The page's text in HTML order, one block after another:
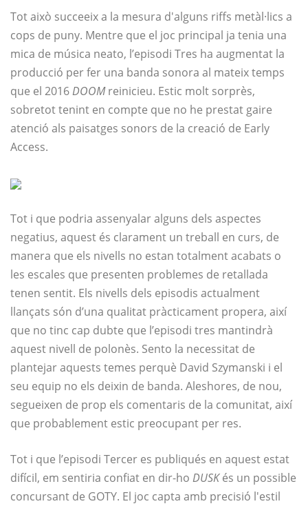
Tot això succeeix a la mesura d'alguns riffs metàl·lics a
cops de puny. Mentre que el joc principal ja tenia una
mica de música neato, l’episodi Tres ha augmentat la
producció per fer una banda sonora al mateix temps
que el 2016DOOMreinicieu. Estic molt sorprès,
sobretot tenint en compte que no he prestat gaire
atenció als paisatges sonors de la creació de Early
Access.
Tot i que podria assenyalar alguns dels aspectes
negatius, aquest és clarament un treball en curs, de
manera que els nivells no estan totalment acabats o
les escales que presenten problemes de retallada
tenen sentit. Els nivells dels episodis actualment
llançats són d’una qualitat pràcticament propera, així
que no tinc cap dubte que l’episodi tres mantindrà
aquest nivell de polonès. Sento la necessitat de
plantejar aquests temes perquè David Szymanski i el
seu equip no els deixin de banda. Aleshores, de nou,
segueixen de prop els comentaris de la comunitat, així
que probablement estic preocupant per res.
Tot i que l’episodi Tercer es publiqués en aquest estat
difícil, em sentiria confiat en dir-ho DUSKés un possible
concursant de GOTY. El joc capta amb precisió l'estil